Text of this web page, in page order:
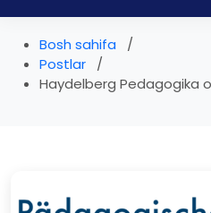
Bosh sahifa
Postlar
Haydelberg Pedagogika